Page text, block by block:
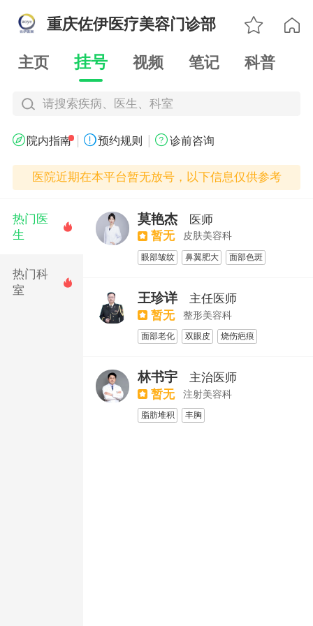
重庆佐伊医疗美容门诊部  
主页 挂号 视频 笔记 科普
请搜索疾病、医生、科室
 院内指南 预约规则 诊前咨询
医院近期在本平台暂无放号，以下信息仅供参考
热门医
生

热门科
室

莫艳杰
医师
暂无
皮肤美容科
眼部皱纹 鼻翼肥大
面部色斑
眼部修复
隆鼻
玻尿酸丰鼻基底
丰胸
假体隆胸 腰腹吸脂
王珍详
主任医师
暂无
整形美容科
面部老化 双眼皮
烧伤疤痕
假体隆胸
林书宇
主治医师
暂无
注射美容科
脂肪堆积 丰胸